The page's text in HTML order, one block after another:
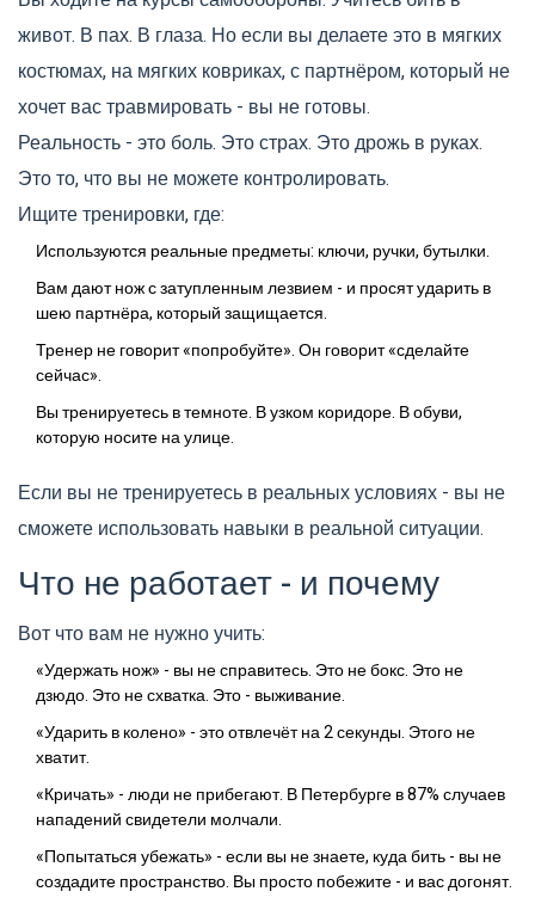
живот. В пах. В глаза. Но если вы делаете это в мягких
костюмах, на мягких ковриках, с партнёром, который не
хочет вас травмировать - вы не готовы.
Реальность - это боль. Это страх. Это дрожь в руках.
Это то, что вы не можете контролировать.
Ищите тренировки, где:
Используются реальные предметы: ключи, ручки, бутылки.
Вам дают нож с затупленным лезвием - и просят ударить в
шею партнёра, который защищается.
Тренер не говорит «попробуйте». Он говорит «сделайте
сейчас».
Вы тренируетесь в темноте. В узком коридоре. В обуви,
которую носите на улице.
Если вы не тренируетесь в реальных условиях - вы не
сможете использовать навыки в реальной ситуации.
Что не работает - и почему
Вот что вам не нужно учить:
«Удержать нож» - вы не справитесь. Это не бокс. Это не
дзюдо. Это не схватка. Это - выживание.
«Ударить в колено» - это отвлечёт на 2 секунды. Этого не
хватит.
«Кричать» - люди не прибегают. В Петербурге в 87% случаев
нападений свидетели молчали.
«Попытаться убежать» - если вы не знаете, куда бить - вы не
создадите пространство. Вы просто побежите - и вас догонят.